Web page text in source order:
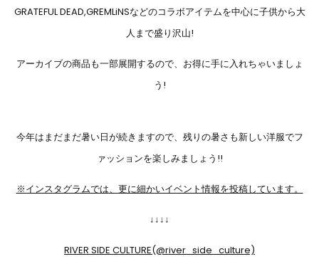
GRATEFUL DEAD,GREMLiNSなどのコラボアイテムを中心に子供から大
人まで盛り沢山!
アーカイブの商品も一部展開するので、お得に手に入れちゃいましょ
う!
今年はまだまだ暑い日が続きますので、残りの暑さも新しい洋服でフ
ァッションを楽しみましょう!!
※インスタグラムでは、更に細かいイベント情報を投稿しています。
↓↓↓↓
RIVER SIDE CULTURE(@river_side_culture)